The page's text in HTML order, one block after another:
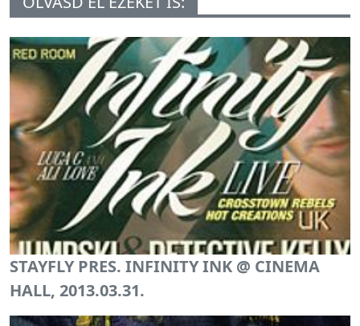
STAYFLY PRES. INFINITY INK @ CINEMA
HALL, 2013.03.31.